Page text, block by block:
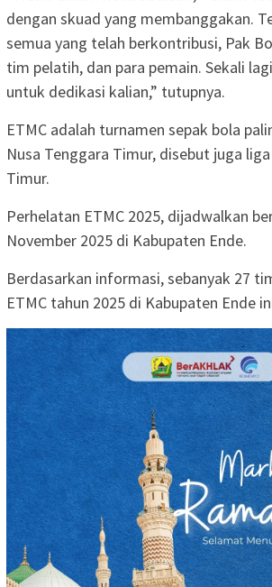
dengan skuad yang membanggakan.
semua yang telah berkontribusi, Pak
tim pelatih, dan para pemain. Sekali
untuk dedikasi kalian,” tutupnya.
ETMC adalah turnamen sepak bola
Nusa Tenggara Timur, disebut juga
Timur.
Perhelatan ETMC 2025, dijadwalkan
November 2025 di Kabupaten Ende.
Berdasarkan informasi, sebanyak 27
ETMC tahun 2025 di Kabupaten Ende